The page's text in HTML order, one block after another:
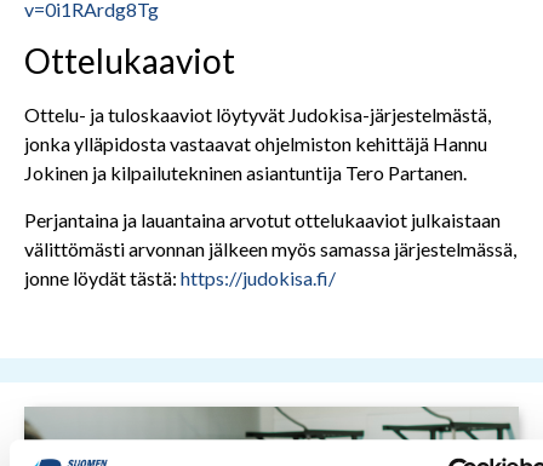
v=0i1RArdg8Tg
Ottelukaaviot
Ottelu- ja tuloskaaviot löytyvät Judokisa-järjestelmästä,
jonka ylläpidosta vastaavat ohjelmiston kehittäjä Hannu
Jokinen ja kilpailutekninen asiantuntija Tero Partanen.
Perjantaina ja lauantaina arvotut ottelukaaviot julkaistaan
välittömästi arvonnan jälkeen myös samassa järjestelmässä,
jonne löydät tästä: https://judokisa.fi/